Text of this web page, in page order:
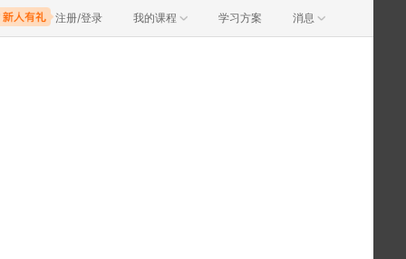
注册/登录 我的课程 学习方案 消息